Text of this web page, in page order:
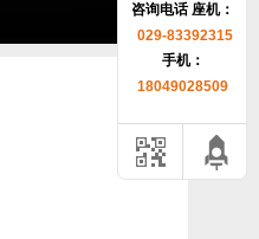
咨询电话 座机：
029-83392315
手机：
18049028509
1